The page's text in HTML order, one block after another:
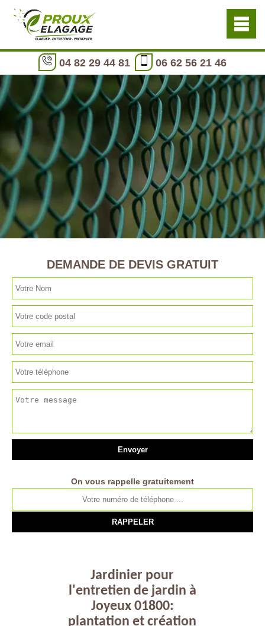
04 82 29 44 81 06 62 56 21 46
DEMANDE DE DEVIS GRATUIT
On vous rappelle gratuitement
Jardinier pour
l'entretien de jardin à
Joyeux 01800:
plantation et création